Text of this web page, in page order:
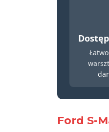
Ford S-